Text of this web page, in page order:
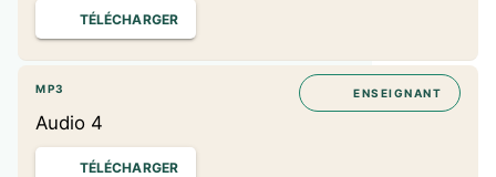
TÉLÉCHARGER
MP3
Audio 4
ENSEIGNANT
TÉLÉCHARGER